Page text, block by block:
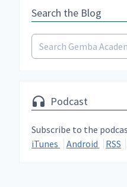
Search the Blog
Podcast
Subscribe to the
iTunes
Android RSS